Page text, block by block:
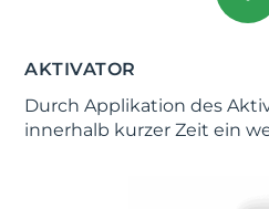
AKTIVATOR
Durch Applikation des
innerhalb kurzer Zeit ein